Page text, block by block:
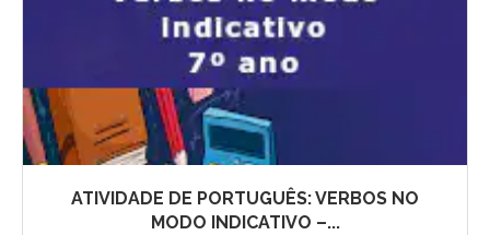
ATIVIDADE DE PORTUGUÊS: VERBOS NO
MODO INDICATIVO –...